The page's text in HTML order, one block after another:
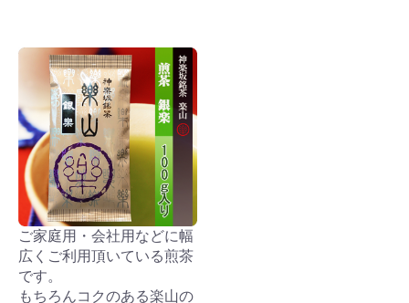
ご家庭用・会社用などに幅
広くご利用頂いている煎茶
です。
もちろんコクのある楽山の